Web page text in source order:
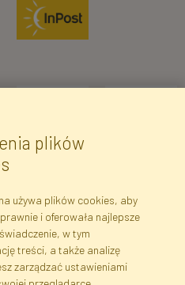
Zapisz się
plików
używa plików cookies, aby
i oferowała najlepsze
w tym
treści, a także analizę
zarządzać ustawieniami